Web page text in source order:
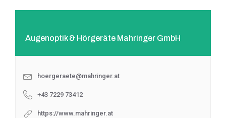
Augenoptik & Hörgeräte Mahringer GmbH
hoergeraete@mahringer.at
+43 7229 73412
https://www.mahringer.at